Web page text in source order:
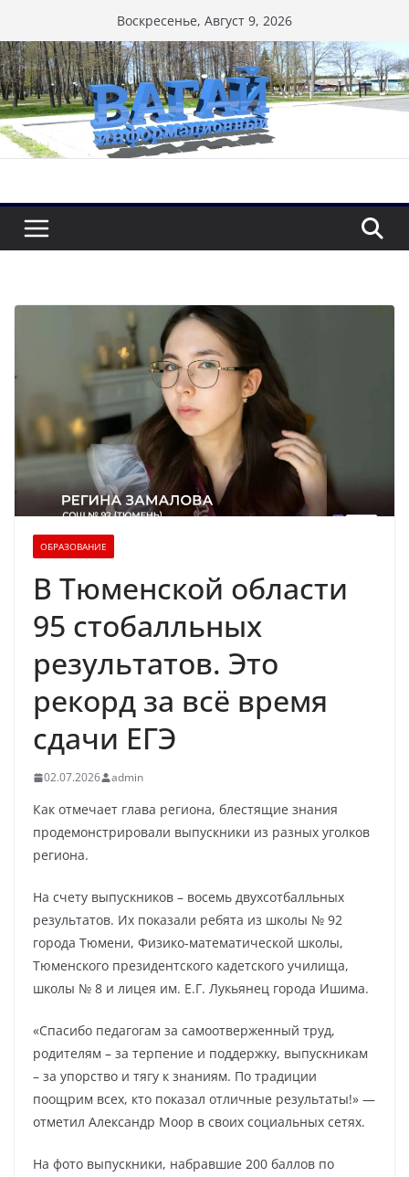
к
содержимому
Воскресенье, Август 9, 2026
ОБРАЗОВАНИЕ
В Тюменской области
95 стобалльных
результатов. Это
рекорд за всё время
сдачи ЕГЭ
02.07.2026 admin
Как отмечает глава региона, блестящие знания
продемонстрировали выпускники из разных уголков
региона.
На счету выпускников – восемь двухсотбалльных
результатов. Их показали ребята из школы № 92
города Тюмени, Физико-математической школы,
Тюменского президентского кадетского училища,
школы № 8 и лицея им. Е.Г. Лукьянец города Ишима.
«Спасибо педагогам за самоотверженный труд,
родителям – за терпение и поддержку, выпускникам
– за упорство и тягу к знаниям. По традиции
поощрим всех, кто показал отличные результаты!» —
отметил Александр Моор в своих социальных сетях.
На фото выпускники, набравшие 200 баллов по